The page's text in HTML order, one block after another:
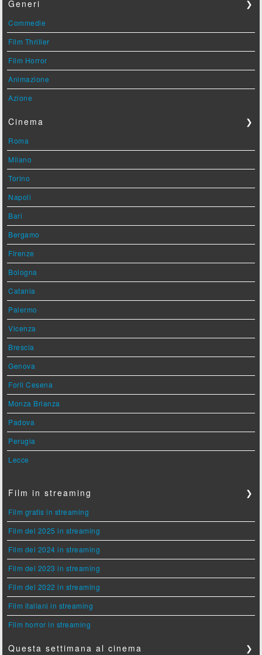
Generi ❯
Commedie
Film Thriller
Film Horror
Animazione
Azione
Cinema ❯
Roma
Milano
Torino
Napoli
Bari
Bergamo
Firenze
Bologna
Catania
Palermo
Vicenza
Brescia
Genova
Forlì Cesena
Monza Brianza
Padova
Perugia
Lecce
Film in streaming ❯
Film gratis in streaming
Film del 2025 in streaming
Film del 2024 in streaming
Film del 2023 in streaming
Film del 2022 in streaming
Film italiani in streaming
Film horror in streaming
Questa settimana al cinema ❯